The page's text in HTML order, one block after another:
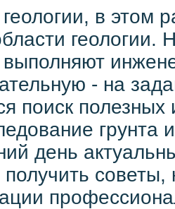
геологии, в этом
- на
поиск
грунта
день
советы,